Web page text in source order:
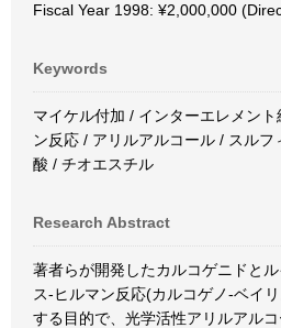
Fiscal Year 1998: ¥2,000,000
Keywords
マイケル付加 / インターエレメン
ン反応 / アリルアルコール / スルフ
酸 / チオエスチル
Research Abstract
著者らが開発したカルコゲニドと
ス-ヒルマン反応(カルコゲノ-ベイ
する目的で、光学活性アリルアル